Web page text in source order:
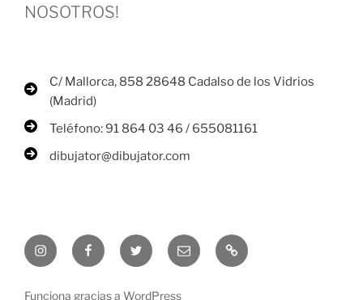
NOSOTROS!
C/ Mallorca, 858 28648 Cadalso de los Vidrios
(Madrid)
Teléfono: 91 864 03 46 / 655081161
dibujator@dibujator.com
instagramfacebooktwitter
/
Email blog
Funciona gracias a WordPress